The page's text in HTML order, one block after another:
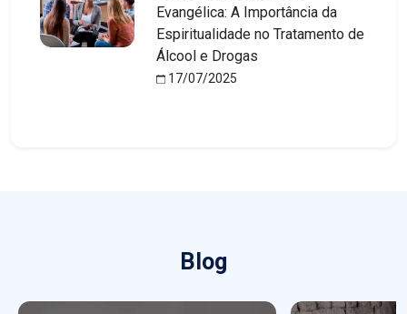
Evangélica: A Importância da
Espiritualidade no Tratamento de
Álcool e Drogas
17/07/2025
Blog